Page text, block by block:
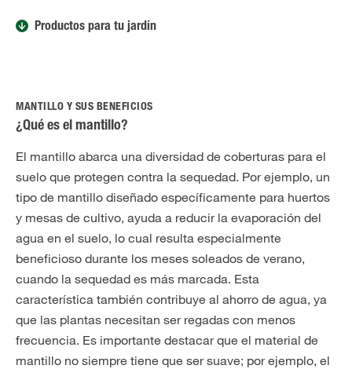
Productos para tu jardín
MANTILLO Y SUS BENEFICIOS
¿Qué es el mantillo?
El mantillo abarca una diversidad de coberturas para el
suelo que protegen contra la sequedad. Por ejemplo, un
tipo de mantillo diseñado específicamente para huertos
y mesas de cultivo, ayuda a reducir la evaporación del
agua en el suelo, lo cual resulta especialmente
beneficioso durante los meses soleados de verano,
cuando la sequedad es más marcada. Esta
característica también contribuye al ahorro de agua, ya
que las plantas necesitan ser regadas con menos
frecuencia. Es importante destacar que el material de
mantillo no siempre tiene que ser suave; por ejemplo, el